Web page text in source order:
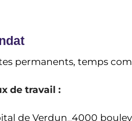
permanents, temps
de travail :
de Verdun_4000